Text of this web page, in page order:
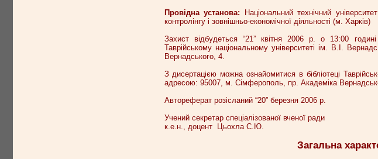
Провідна установа: Національний технічний
контролінгу і зовнішньо-економічної діяльності (м. Харків)
Захист відбудеться “21” квітня 2006 р. о 13:00
Таврійському національному університеті ім. В.І.
Вернадського, 4.
З дисертацією можна ознайомитися в бібліотеці
адресою: 95007, м. Сімферополь, пр. Академіка
Автореферат розісланий “20” березня 2006 р.
Учений секретар спеціалізованої вченої ради
к.е.н., доцент Цьохла С.Ю.
Загальна